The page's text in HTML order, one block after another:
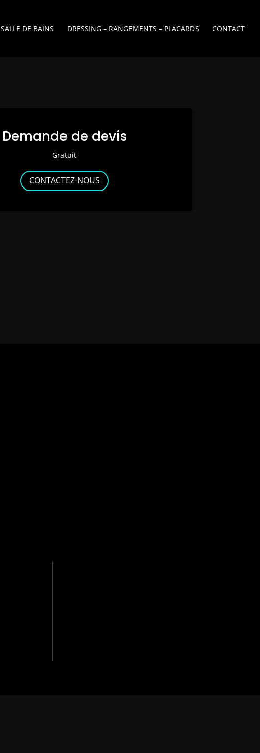
SALLE DE BAINS DRESSING – RANGEMENTS – PLACARDS CONTACT
Demande de devis
Gratuit
CONTACTEZ-NOUS